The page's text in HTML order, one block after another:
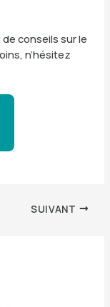
conseils sur le
n’hésitez
SUIVANT